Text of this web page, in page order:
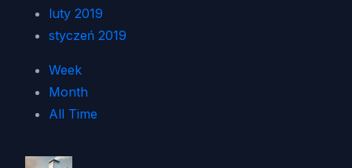
luty 2019
styczeń 2019
Week
Month
All Time